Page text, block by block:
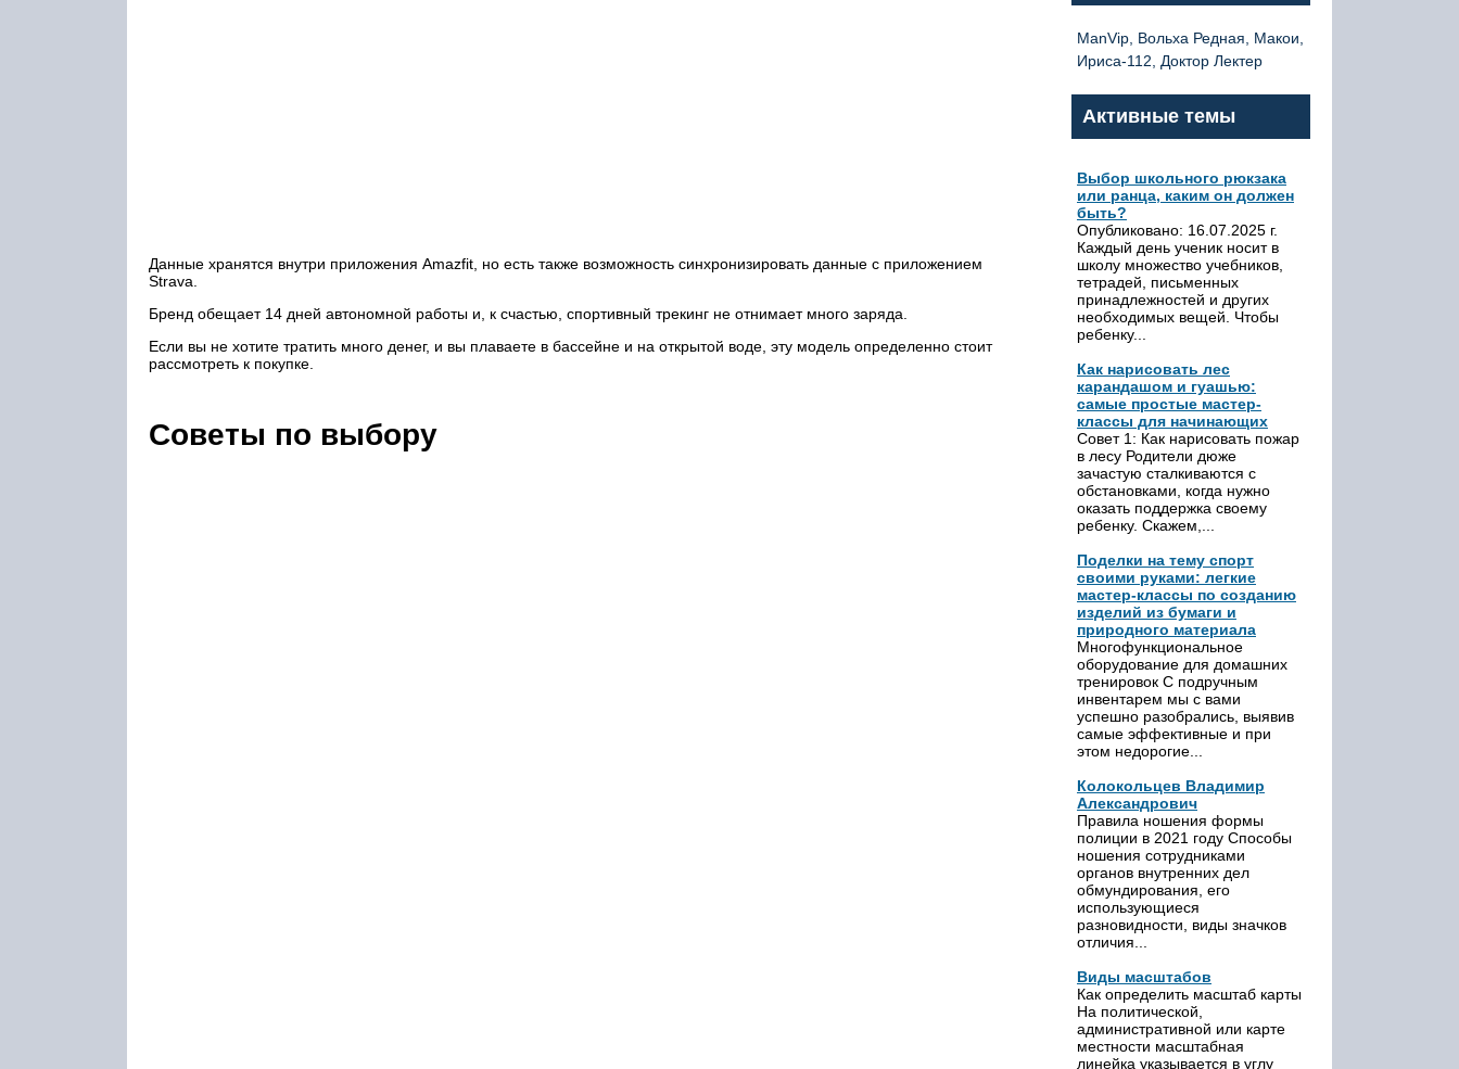
Данные хранятся внутри приложения Amazfit, но есть также возможность синхронизировать данные с приложением
Strava.
Бренд обещает 14 дней автономной работы и, к счастью, спортивный трекинг не отнимает много заряда.
Если вы не хотите тратить много денег, и вы плаваете в бассейне и на открытой воде, эту модель определенно стоит
рассмотреть к покупке.
Советы по выбору
ManVip, Вольха Редная, Макои,
Ириса-112, Доктор Лектер
Активные темы
Выбор школьного рюкзака
или ранца, каким он должен
быть?
Опубликовано: 16.07.2025 г.
Каждый день ученик носит в
школу множество учебников,
тетрадей, письменных
принадлежностей и других
необходимых вещей. Чтобы
ребенку...
Как нарисовать лес
карандашом и гуашью:
самые простые мастер-
классы для начинающих
Совет 1: Как нарисовать пожар
в лесу Родители дюже
зачастую сталкиваются с
обстановками, когда нужно
оказать поддержка своему
ребенку. Скажем,...
Поделки на тему спорт
своими руками: легкие
мастер-классы по созданию
изделий из бумаги и
природного материала
Многофункциональное
оборудование для домашних
тренировок С подручным
инвентарем мы с вами
успешно разобрались, выявив
самые эффективные и при
этом недорогие...
Колокольцев Владимир
Александрович
Правила ношения формы
полиции в 2021 году Способы
ношения сотрудниками
органов внутренних дел
обмундирования, его
использующиеся
разновидности, виды значков
отличия...
Виды масштабов
Как определить масштаб карты
На политической,
административной или карте
местности масштабная
линейка указывается в углу